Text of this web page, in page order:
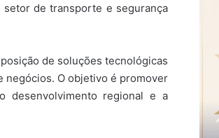
setor de transporte e segurança
de soluções tecnológicas
negócios. O objetivo é promover
desenvolvimento regional e a